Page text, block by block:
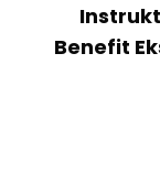
Benefit